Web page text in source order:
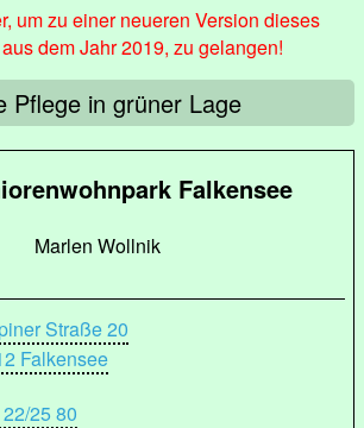
um zu einer neueren Version dieses
dem Jahr 2019, zu gelangen!
Pflege in grüner Lage
Falkensee
Marlen Wollnik
Straße 20
Falkensee
25 80